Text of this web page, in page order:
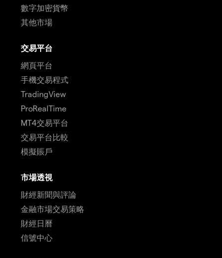
數字加密貨幣
其他市場
交易平台
網頁平台
手機交易程式
TradingView
ProRealTime
MT4交易平台
交易平台比較
模擬賬戶
市場透視
財經新聞與評論
金融市場交易策略
財經日曆
信號中心